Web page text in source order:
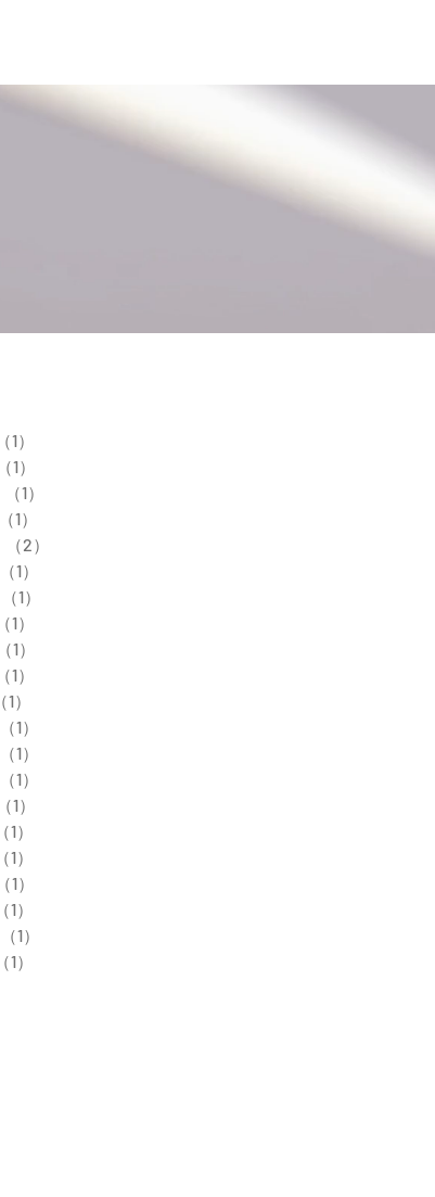
（1）
（1）
（1）
（1）
（2）
（1）
（1）
（1）
（1）
（1）
（1）
（1）
（1）
（1）
（1）
（1）
（1）
（1）
（1）
（1）
（1）